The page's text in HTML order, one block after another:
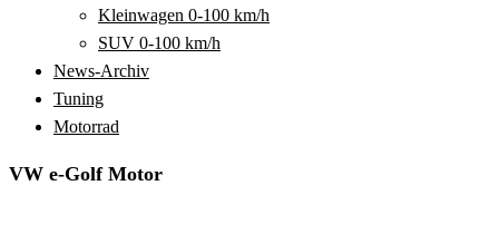
Kleinwagen 0-100 km/h
SUV 0-100 km/h
News-Archiv
Tuning
Motorrad
VW e-Golf Motor